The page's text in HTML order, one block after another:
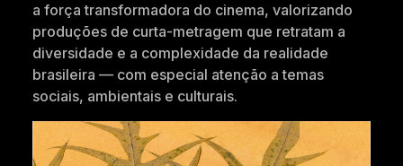
a força transformadora do cinema, valorizando
produções de curta-metragem que retratam a
diversidade e a complexidade da realidade
brasileira — com especial atenção a temas
sociais, ambientais e culturais.